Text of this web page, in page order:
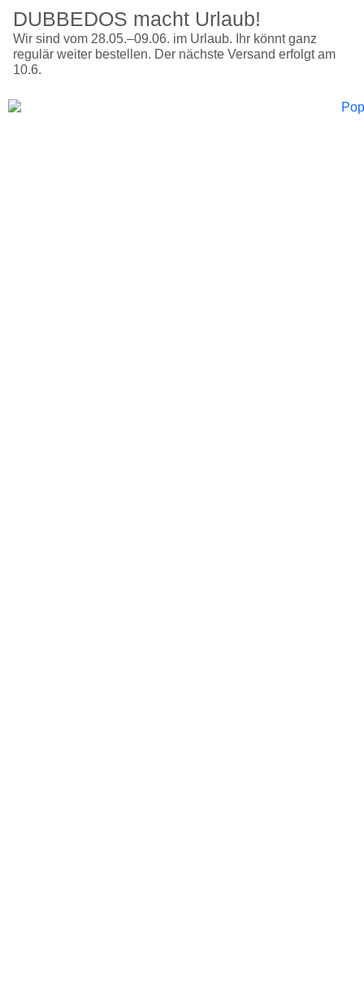
DUBBEDOS macht Urlaub!
Wir sind vom 28.05.–09.06. im Urlaub. Ihr könnt ganz
regulär weiter bestellen. Der nächste Versand erfolgt am
10.6.